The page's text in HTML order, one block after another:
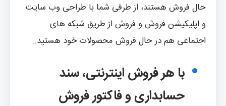
حال فروش هستند، از طرفی شما با طراحی وب سایت
و اپلیکیشن فروش و فروش از طریق شبکه های
اجتماعی هم در حال فروش محصولات خود هستید..
با هر فروش اینترنتی، سند
حسابداری و فاکتور فروش